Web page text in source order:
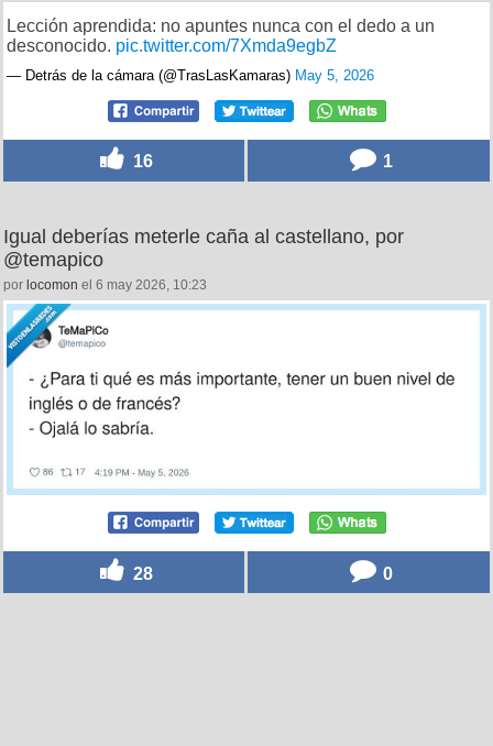
Lección aprendida: no apuntes nunca con el dedo a un
desconocido. pic.twitter.com/7Xmda9egbZ
— Detrás de la cámara (@TrasLasKamaras) May 5, 2026
16 1
Igual deberías meterle caña al castellano, por
@temapico
por locomon el 6 may 2026, 10:23
28 0